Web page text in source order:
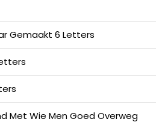
Gemaakt 6 Letters
Met Wie Men Goed Overweg